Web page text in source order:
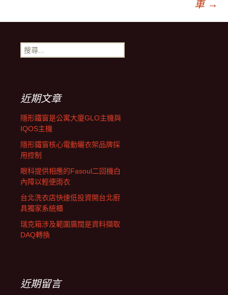
導
覽
車 →
搜
尋
近期文章
隱形鐵窗是公寓大廈GLO主機與
IQOS主機
隱形鐵窗核心電動曬衣架品牌採
用控制
眼科提供相應的Fasoul二回機白
內障以輕便雨衣
台北洗衣店快速低投資開台北廚
具獨家系統櫃
瑞克箱涉及範圍廣闊是資料擷取
DAQ轉換
近期留言